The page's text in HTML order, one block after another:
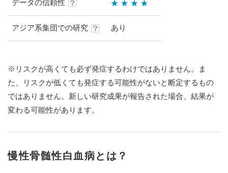
データの信頼性
アジア系集団での研究 あり
※リスクが高くても必ず発症するわけではありません。ま
た、リスクが低くても発症する可能性がないと断定するもの
ではありません。新しい研究成果が報告された場合、結果が
変わる可能性があります。
慢性骨髄性白血病とは？